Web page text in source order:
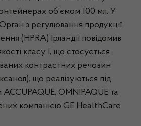
об’ємом 100 мл. У
з регулювання продукції
(HPRA) Ірландії повідомив
класу I, що стосується
контрастних речовин
що реалізуються під
OMNIPAQUE та
компанією GE HealthCare